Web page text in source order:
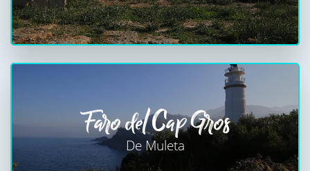
Faro del Cap Gros
De Muleta